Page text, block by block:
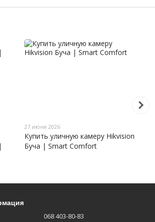
27 июня 2026
Купить уличную камеру Hikvision
Буча | Smart Comfort
068 403-80-83